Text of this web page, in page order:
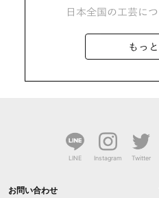
LINE Instagram Twitter
お問い合わせ